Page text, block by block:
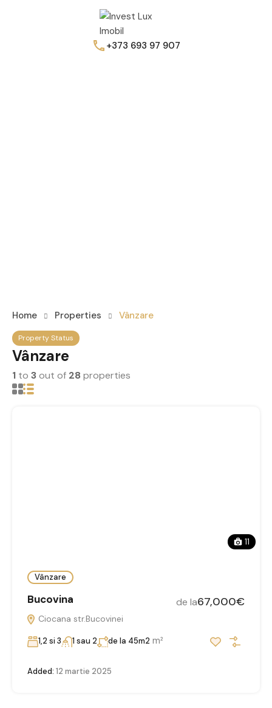
+373 693 97 907
Home Properties Vânzare
Property Status
Vânzare
1 to 3out of 28 properties
11
Vânzare
Bucovina
Ciocana str.Bucovinei
de la67,000€
1,2 si 3 1 sau 2 de la 45m2 m²
Added: 12 martie 2025